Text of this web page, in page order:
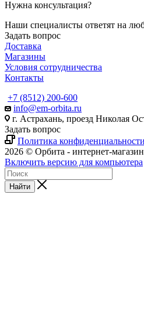
Нужна консультация?
Наши специалисты ответят на
Задать вопрос
Доставка
Магазины
Условия сотрудничества
Контакты
+7 (8512) 200-600
info@em-orbita.ru
г. Астрахань, проезд Николая
Задать вопрос
Политика конфиденциальности
2026 © Орбита - интернет-магазин
Включить версию для компьютера
Найти